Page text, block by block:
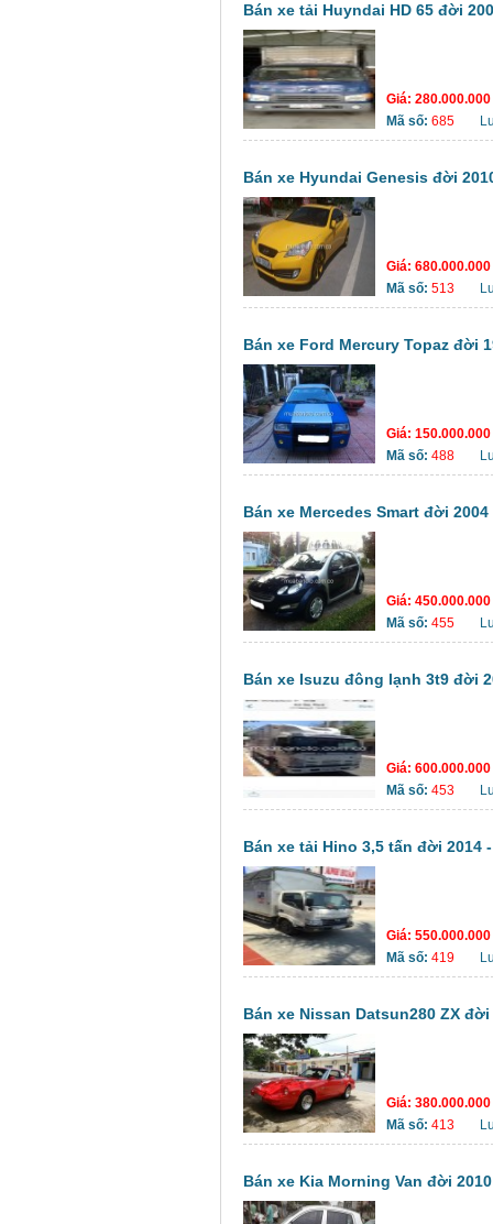
Bán xe tải Huyndai HD 65 đời
Giá:
Mã số: 685
Bán xe Hyundai Genesis đời
Giá:
Mã số: 513
Bán xe Ford Mercury Topaz đời
Giá:
Mã số: 488
Bán xe Mercedes Smart đời
Giá:
Mã số: 455
Bán xe Isuzu đông lạnh 3t9 đời
Giá:
Mã số: 453
Bán xe tải Hino 3,5 tấn đời 2014
Giá:
Mã số: 419
Bán xe Nissan Datsun280 ZX
Giá:
Mã số: 413
Bán xe Kia Morning Van đời